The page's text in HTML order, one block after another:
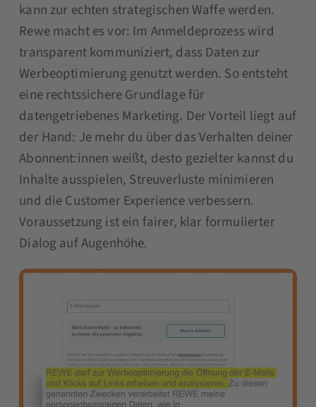
kann zur echten strategischen Waffe werden.
Rewe macht es vor: Im Anmeldeprozess wird
transparent kommuniziert, dass Daten zur
Werbeoptimierung genutzt werden. So entsteht
eine rechtssichere Grundlage für
datengetriebenes Marketing. Der Vorteil liegt auf
der Hand: Je mehr du über das Verhalten deiner
Abonnent:innen weißt, desto gezielter kannst du
Inhalte ausspielen, Streuverluste minimieren
und die Customer Experience verbessern.
Voraussetzung ist ein fairer, klar formulierter
Dialog auf Augenhöhe.